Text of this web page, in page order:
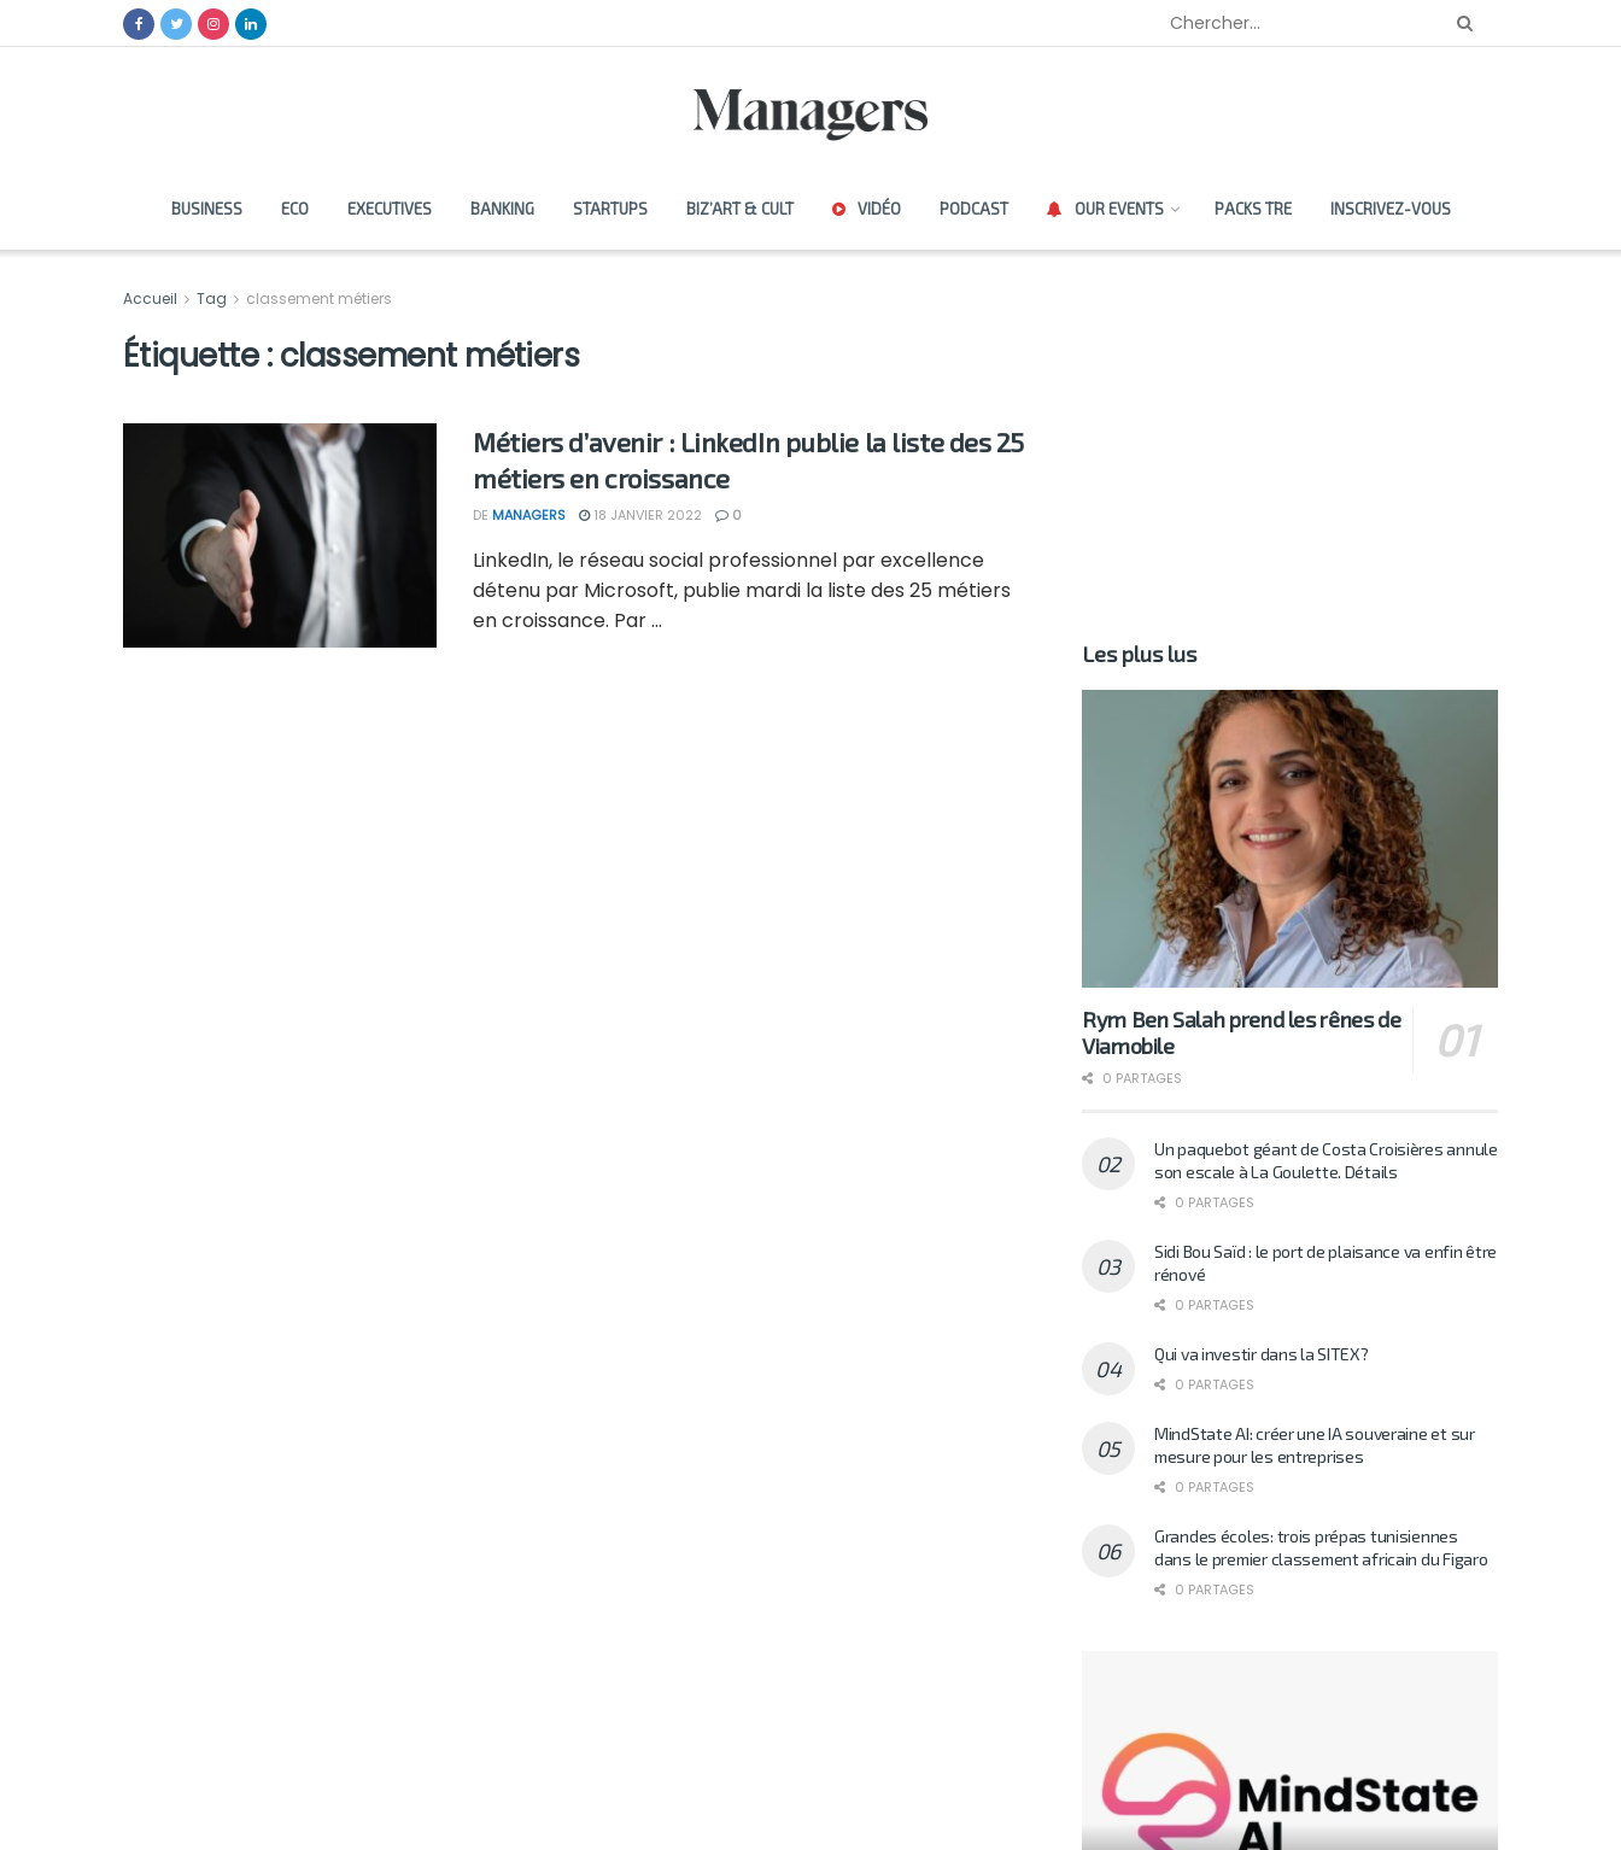
BUSINESS ECO EXECUTIVES BANKING STARTUPS BIZ’ART & CULT VIDÉO PODCAST OUR EVENTS PACKS TRE INSCRIVEZ-VOUS
Accueil Tag classement métiers
Étiquette :classement métiers
Métiers d’avenir : LinkedIn publie la liste des 25
métiers en croissance
DE MANAGERS 18 JANVIER 2022 0
LinkedIn, le réseau social professionnel par excellence
détenu par Microsoft, publie mardi la liste des 25 métiers
en croissance. Par ...
Les plus lus
Rym Ben Salah prend les rênes de
Viamobile
0 PARTAGES
Un paquebot géant de Costa Croisières annule
son escale à La Goulette. Détails
0 PARTAGES
Sidi Bou Saïd : le port de plaisance va enfin être
rénové
0 PARTAGES
Qui va investir dans la SITEX?
0 PARTAGES
MindState AI: créer une IA souveraine et sur
mesure pour les entreprises
0 PARTAGES
Grandes écoles: trois prépas tunisiennes
dans le premier classement africain du Figaro
0 PARTAGES